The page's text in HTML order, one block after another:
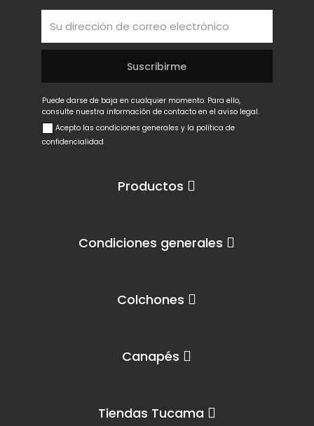
Productos
Condiciones generales
Colchones
Canapés
Tiendas Tucama
Puede darse de baja en cualquier momento. Para ello,
consulte nuestra información de contacto en el aviso legal.
Acepto las condiciones generales y la política de
confidencialidad